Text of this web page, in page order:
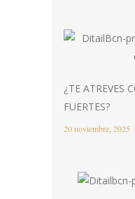
¿TE ATREVES
FUERTES?
20 noviembre, 2025